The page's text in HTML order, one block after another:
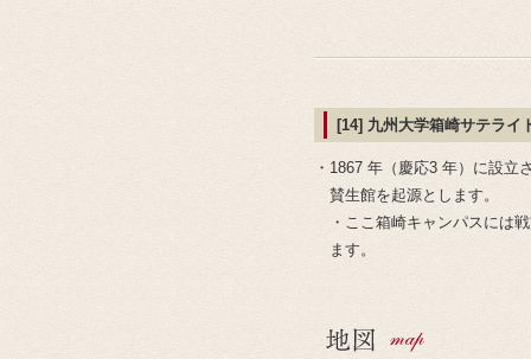
[14] 九州大学箱崎サテライ
・1867 年（慶応3 年）に設立
賛生館を起源とします。
・ここ箱崎キャンパスには
ます。